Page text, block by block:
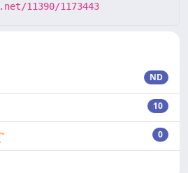
11390/1173443
ND
10
0